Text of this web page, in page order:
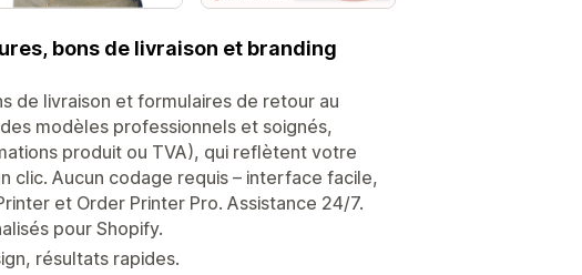
bons de livraison et branding
de livraison et formulaires de retour au
modèles professionnels et soignés,
produit ou TVA), qui reflètent votre
clic. Aucun codage requis – interface facile,
et Order Printer Pro. Assistance 24/7.
pour Shopify.
résultats rapides.